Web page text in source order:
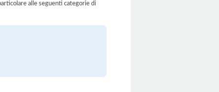
alle seguenti categorie di